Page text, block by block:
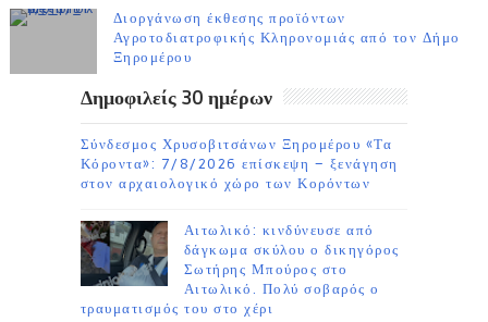
Διοργάνωση έκθεσης προϊόντων
Αγροτοδιατροφικής Κληρονομιάς από τον Δήμο
Ξηρομέρου
Δημοφιλείς 30 ημέρων
Σύνδεσμος Χρυσοβιτσάνων Ξηρομέρου «Τα
Κόροντα»: 7/8/2026 επίσκεψη – ξενάγηση
στον αρχαιολογικό χώρο των Κορόντων
Αιτωλικό: κινδύνευσε από
δάγκωμα σκύλου ο δικηγόρος
Σωτήρης Μπούρος στο
Αιτωλικό. Πολύ σοβαρός ο
τραυματισμός του στο χέρι